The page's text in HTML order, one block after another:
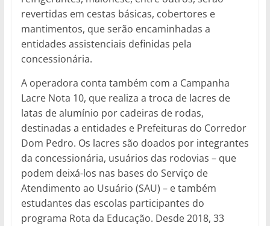
revertidas em cestas básicas, cobertores e
mantimentos, que serão encaminhadas a
entidades assistenciais definidas pela
concessionária.
A operadora conta também com a Campanha
Lacre Nota 10, que realiza a troca de lacres de
latas de alumínio por cadeiras de rodas,
destinadas a entidades e Prefeituras do Corredor
Dom Pedro. Os lacres são doados por integrantes
da concessionária, usuários das rodovias – que
podem deixá-los nas bases do Serviço de
Atendimento ao Usuário (SAU) – e também
estudantes das escolas participantes do
programa Rota da Educação. Desde 2018, 33